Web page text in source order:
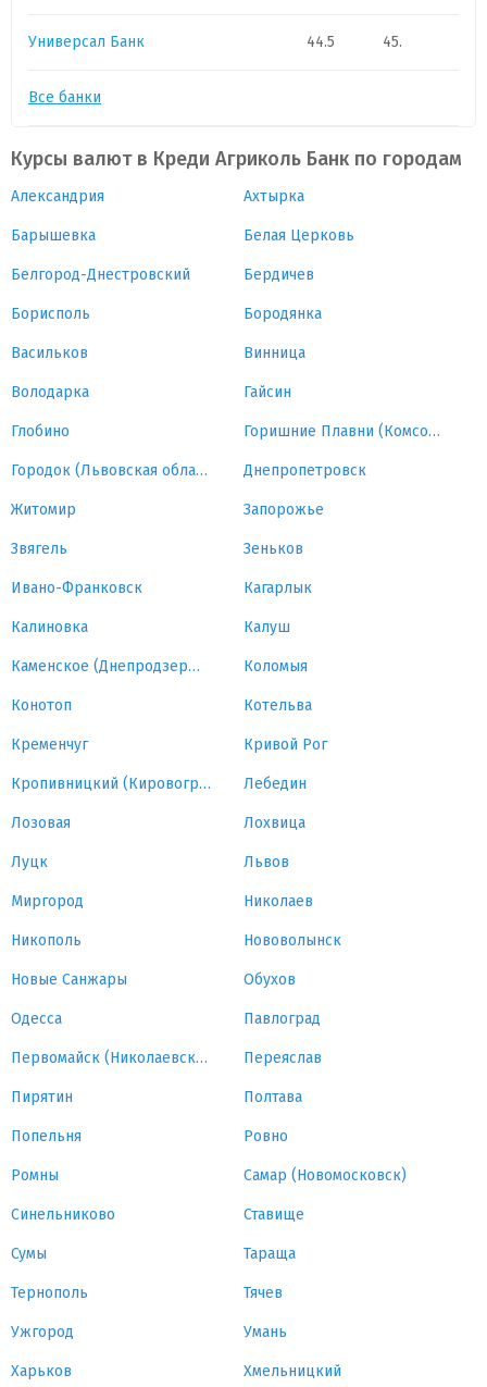
Универсал Банк 44.5 45.
Все банки
Курсы валют в Креди Агриколь Банк по городам
Александрия Ахтырка
Барышевка Белая Церковь
Белгород-Днестровский Бердичев
Борисполь Бородянка
Васильков Винница
Володарка Гайсин
Глобино Горишние Плавни (Комсомольск)
Городок (Львовская область) Днепропетровск
Житомир Запорожье
Звягель Зеньков
Ивано-Франковск Кагарлык
Калиновка Калуш
Каменское (Днепродзержинск) Коломыя
Конотоп Котельва
Кременчуг Кривой Рог
Кропивницкий (Кировоград) Лебедин
Лозовая Лохвица
Луцк Львов
Миргород Николаев
Никополь Нововолынск
Новые Санжары Обухов
Одесса Павлоград
Первомайск (Николаевская область) Переяслав
Пирятин Полтава
Попельня Ровно
Ромны Самар (Новомосковск)
Синельниково Ставище
Сумы Тараща
Тернополь Тячев
Ужгород Умань
Харьков Хмельницкий